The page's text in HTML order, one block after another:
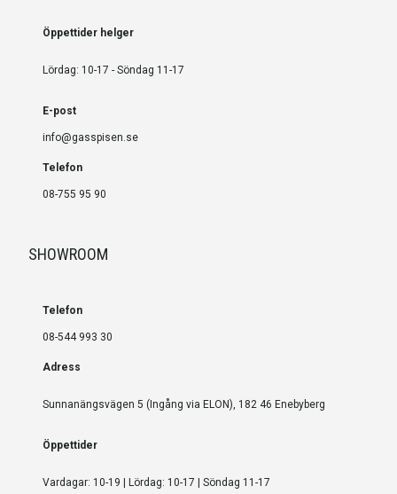
Öppettider helger
Lördag: 10-17 - Söndag 11-17
E-post
info@gasspisen.se
Telefon
08-755 95 90
SHOWROOM
Telefon
08-544 993 30
Adress
Sunnanängsvägen 5 (Ingång via ELON), 182 46 Enebyberg
Öppettider
Vardagar: 10-19 | Lördag: 10-17 | Söndag 11-17